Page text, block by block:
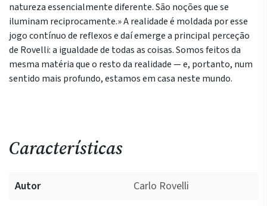
natureza essencialmente diferente. São noções que se
iluminam reciprocamente.» A realidade é moldada por esse
jogo contínuo de reflexos e daí emerge a principal perceção
de Rovelli: a igualdade de todas as coisas. Somos feitos da
mesma matéria que o resto da realidade — e, portanto, num
sentido mais profundo, estamos em casa neste mundo.
Características
Autor
Carlo Rovelli